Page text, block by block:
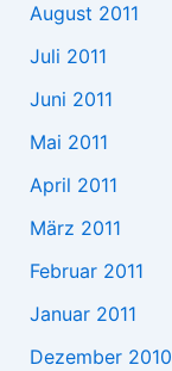
August 2011
Juli 2011
Juni 2011
Mai 2011
April 2011
März 2011
Februar 2011
Januar 2011
Dezember 2010